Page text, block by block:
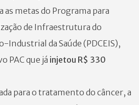
metas do Programa para
de Infraestrutura do
Industrial da Saúde (PDCEIS),
PAC que já injetou R$ 330
para o tratamento do câncer, a